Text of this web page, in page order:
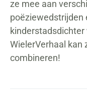
ze mee aan
poëziewedstrijden
kinderstadsdichter
WielerVerhaal kan
combineren!